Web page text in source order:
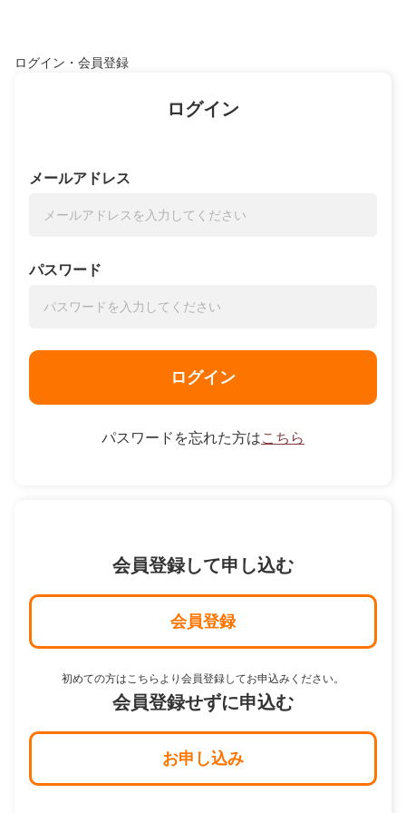
ログイン・会員登録
ログイン
メールアドレス
パスワード
ログイン
パスワードを忘れた方はこちら
会員登録して申し込む
会員登録
初めての方はこちらより会員登録してお申込みください。
会員登録せずに申込む
お申し込み